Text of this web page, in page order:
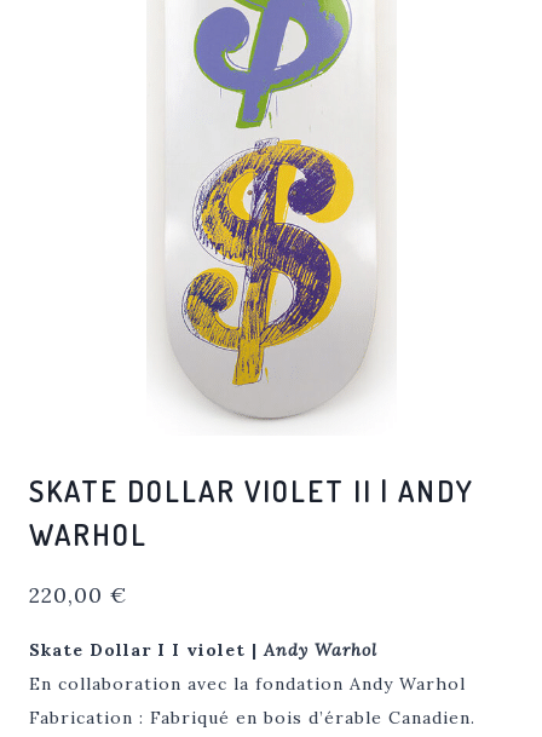
SKATE DOLLAR VIOLET II | ANDY
WARHOL
220,00 €
Skate Dollar I I violet |Andy Warhol
En collaboration avec la fondation Andy Warhol
Fabrication : Fabriqué en bois d’érable Canadien.